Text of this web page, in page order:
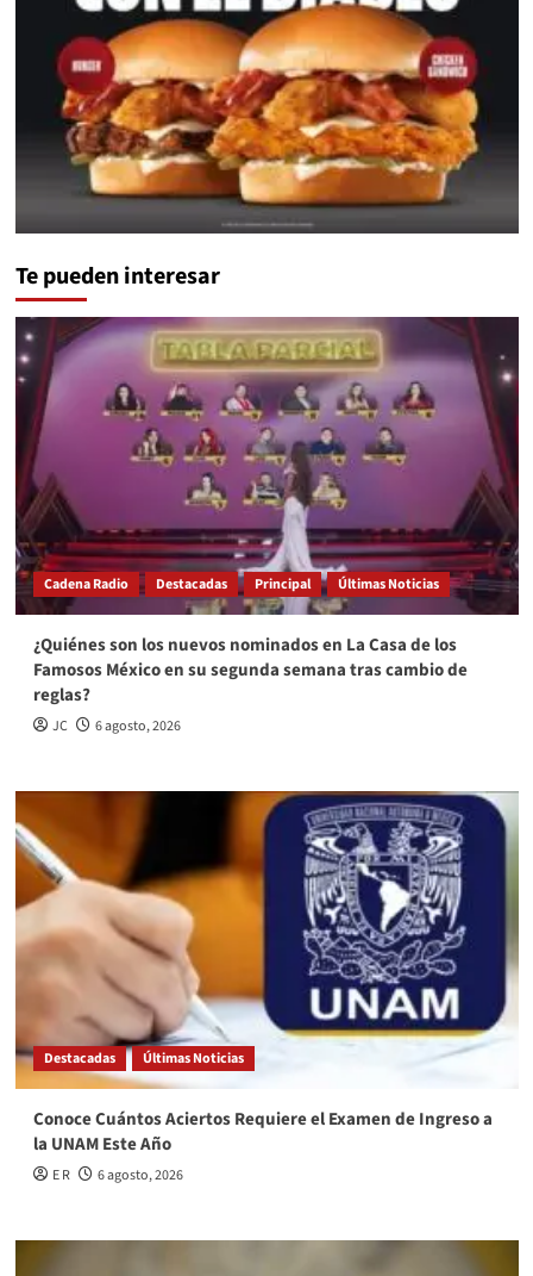
Te pueden interesar
Cadena Radio Destacadas Principal Últimas Noticias
¿Quiénes son los nuevos nominados en La Casa de los
Famosos México en su segunda semana tras cambio de
reglas?
JC 6 agosto, 2026
Destacadas Últimas Noticias
Conoce Cuántos Aciertos Requiere el Examen de Ingreso a
la UNAM Este Año
E R 6 agosto, 2026